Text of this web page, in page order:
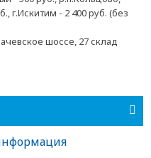
г.Искитим - 2 400 руб. (без
шоссе, 27 склад